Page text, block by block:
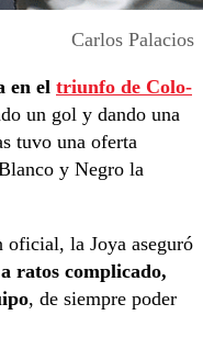
Carlos Palacios
en el triunfo de Colo-
un gol y dando una
tuvo una oferta
y Negro la
oficial, la Joya aseguró
ratos complicado,
, de siempre poder